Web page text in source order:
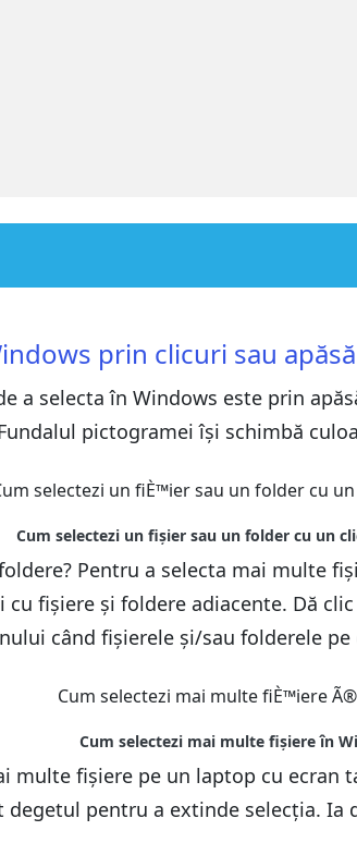
tastaturii
ul
de selectare
tastaturii
de selectare
prin clicuri sau
a selecta în Windows este prin
pictogramei își schimbă
Pentru a selecta mai multe
fișiere și foldere adiacente. Dă
când fișierele și/sau folderele
fișiere pe un laptop cu ecran
pentru a extinde selecția.